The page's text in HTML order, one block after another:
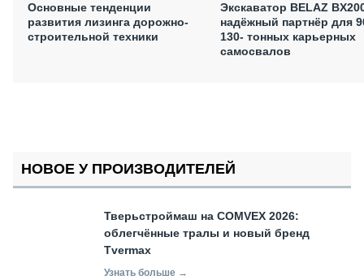
Основные тенденции
развития лизинга дорожно-
строительной техники
Экскаватор BELAZ
надёжный партнёр для
130- тонных карьерных
самосвалов
НОВОЕ У ПРОИЗВОДИТЕЛЕЙ
Тверьстроймаш на COMVEX 2026:
облегчённые тралы и новый бренд
Tvermax
Узнать больше →